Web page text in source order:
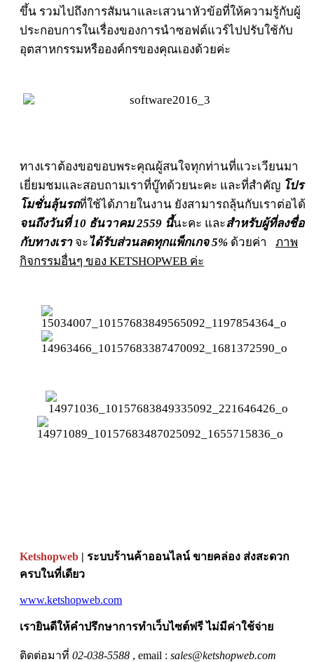
ขึ้น รวมไปถึงการสัมนาและเสวนาหัวข้อที่ให้ความรู้กับผู้
ประกอบการในเรื่องของการนำซอฟต์แวร์ไปปรับใช้กับ
อุตสาหกรรมหรือองค์กรของคุณเองด้วยค่ะ
ทางเราต้องขอขอบพระคุณผู้สนใจทุกท่านที่แวะเวียนมา
เยี่ยมชมและสอบถามเราที่บู๊ทด้วยนะคะ และที่สำคัญ โปร
โมชั่นลุ้นรถที่ใช้ได้ภายในงาน ยังสามารถลุ้นกับเราต่อได้
จนถึงวันที่ 10 ธันวาคม 2559 นี้นะคะ และสำหรับผู้ที่ลงชื่อ
กับทางเรา จะได้รับส่วนลดทุกแพ็กเกจ 5% ด้วยค่า ภาพ
กิจกรรมอื่นๆ ของ KETSHOPWEB ค่ะ
Ketshopweb | ระบบร้านค้าออนไลน์ ขายคล่อง ส่งสะดวก
ครบในที่เดียว
www.ketshopweb.com
เรายินดีให้คำปรึกษาการทำเว็บไซต์ฟรี ไม่มีค่าใช้จ่าย
ติดต่อมาที่ 02-038-5588 , email : sales@ketshopweb.com